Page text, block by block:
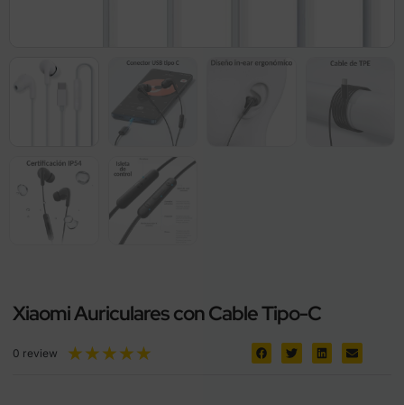
Xiaomi Auriculares con Cable Tipo-C
0 review ★★★★★